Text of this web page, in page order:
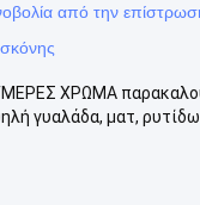
από την
ΧΡΩΜΑ
γυαλάδα, ματ,